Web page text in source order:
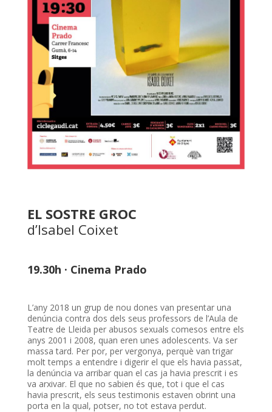
EL SOSTRE GROC
d’Isabel Coixet
19.30h · Cinema Prado
L’any 2018 un grup de nou dones van presentar una
denúncia contra dos dels seus professors de l’Aula de
Teatre de Lleida per abusos sexuals comesos entre els
anys 2001 i 2008, quan eren unes adolescents. Va ser
massa tard. Per por, per vergonya, perquè van trigar
molt temps a entendre i digerir el que els havia passat,
la denúncia va arribar quan el cas ja havia prescrit i es
va arxivar. El que no sabien és que, tot i que el cas
havia prescrit, els seus testimonis estaven obrint una
porta en la qual, potser, no tot estava perdut.